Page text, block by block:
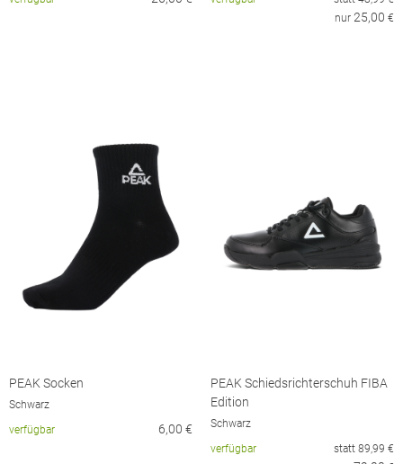
nur 25,00 €
PEAK Socken
Schwarz
verfügbar
6,00 €
PEAK Schiedsrichterschuh FIBA
Edition
Schwarz
verfügbar
statt 89,99 €